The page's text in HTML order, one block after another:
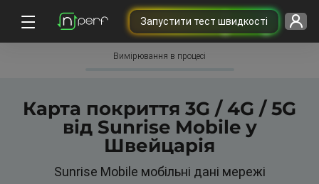
Запустити тест швидкості
Вимірювання в процесі
Карта покриття 3G / 4G / 5G
від Sunrise Mobile у
Швейцарія
Sunrise Mobile мобільні дані мережі